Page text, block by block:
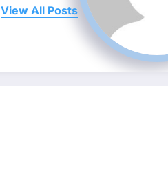
View All Posts